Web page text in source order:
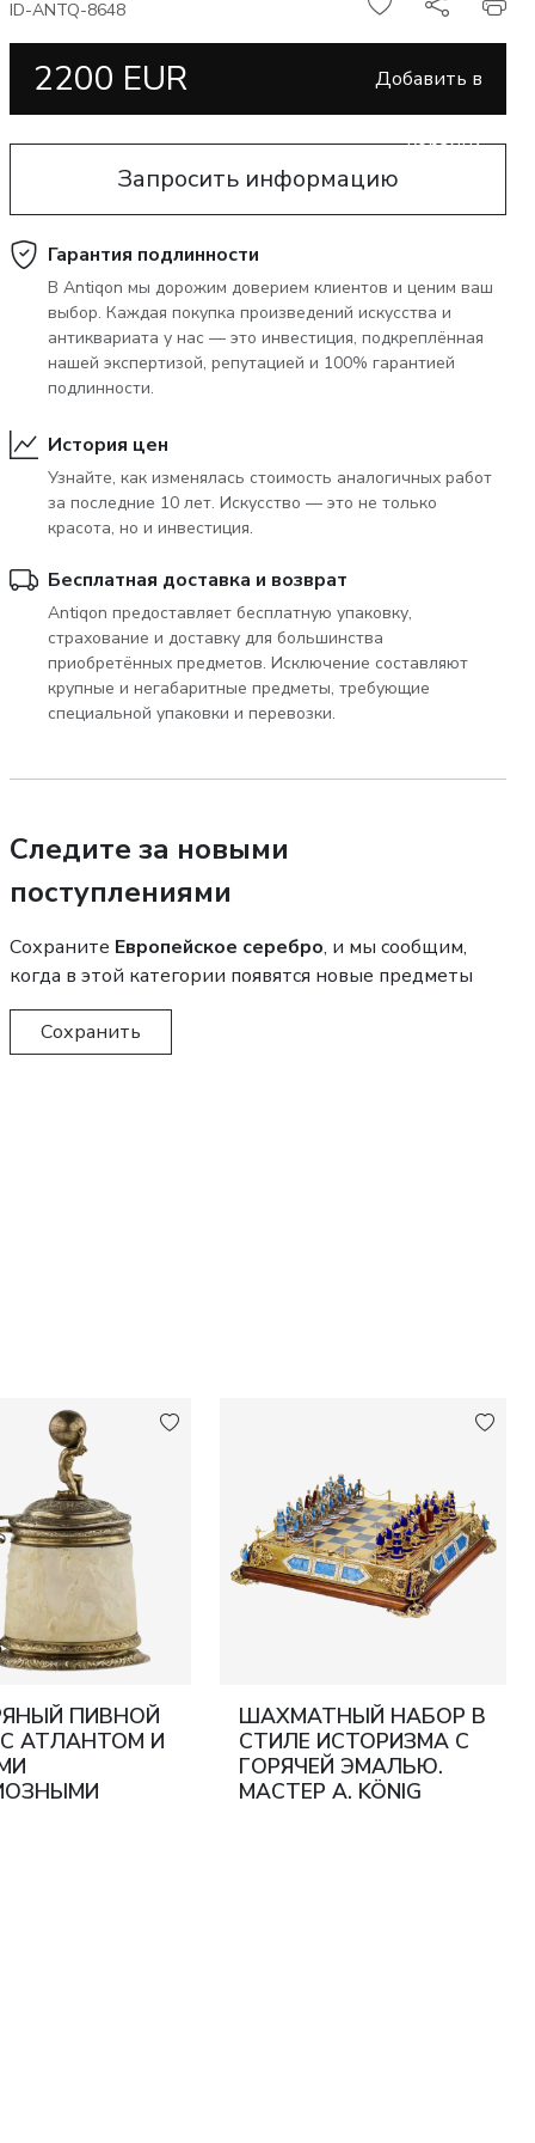
искусство» 5 июня 2027 года
ID-ANTQ-8648
2200 EUR Добавить в
корзину
Запросить информацию
Гарантия подлинности
В Antiqon мы дорожим доверием клиентов и ценим ваш
выбор. Каждая покупка произведений искусства и
антиквариата у нас — это инвестиция, подкреплённая
нашей экспертизой, репутацией и 100% гарантией
подлинности.
История цен
Узнайте, как изменялась стоимость аналогичных работ
за последние 10 лет. Искусство — это не только
красота, но и инвестиция.
Бесплатная доставка и возврат
Antiqon предоставляет бесплатную упаковку,
страхование и доставку для большинства
приобретённых предметов. Исключение составляют
крупные и негабаритные предметы, требующие
специальной упаковки и перевозки.
Следите за новыми
поступлениями
Сохраните Европейское серебро, и мы сообщим,
когда в этой категории появятся новые предметы
Сохранить
ПИВНОЙ
АТЛАНТОМ И
ШАХМАТНЫЙ НАБОР В
СТИЛЕ ИСТОРИЗМА С
ГОРЯЧЕЙ ЭМАЛЬЮ.
МАСТЕР A. KÖNIG